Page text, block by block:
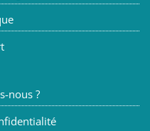
nous ?